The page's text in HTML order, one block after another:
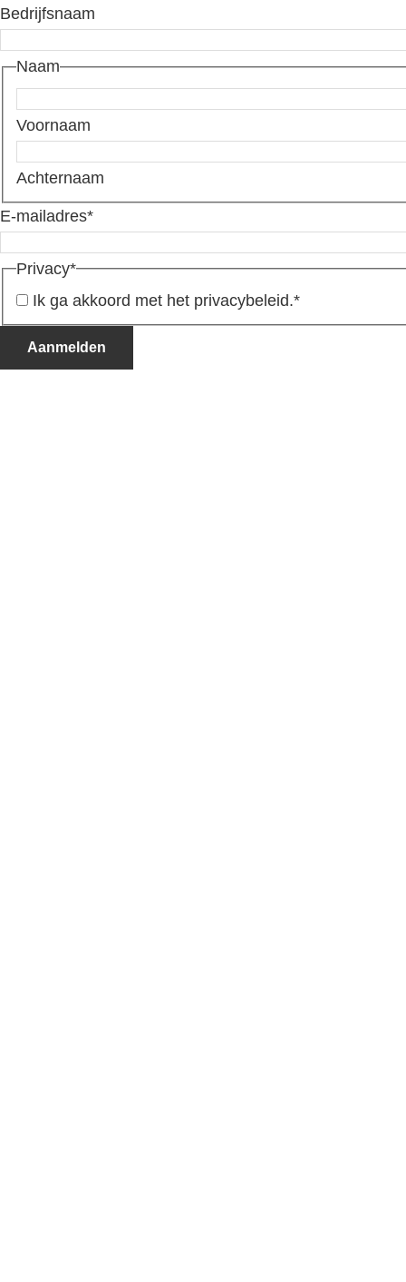
Bedrijfsnaam
Naam
Voornaam
Achternaam
E-mailadres*
Privacy*
Ik ga akkoord met het privacybeleid.*
Aanmelden